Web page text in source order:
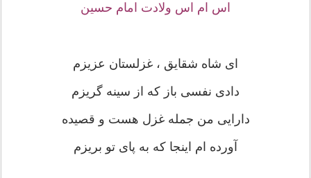
اس ام اس ولادت امام حسین
ای شاه شقایق ، غزلستان عزیزم
دادی نفسی باز که از سینه گریزم
دارایی من جمله غزل هست و قصیده
آورده ام اینجا که به پای تو بریزم